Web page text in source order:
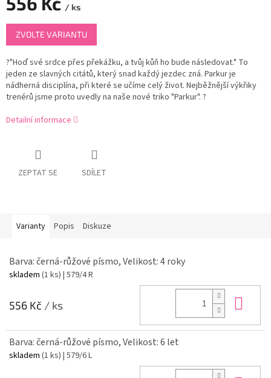
/ ks
Měrná
cena:
ZVOLTE VARIANTU
?"Hoď své srdce přes překážku, a tvůj kůň ho bude následovat." To
jeden ze slavných citátů, který snad každý jezdec zná. Parkur je
nádherná disciplína, při které se učíme celý život. Nejběžnější výkřiky
trenérů jsme proto uvedly na naše nové triko "Parkur". ?
Detailní informace
ZEPTAT SE SDÍLET
Varianty Popis Diskuze
Barva: černá-růžové písmo, Velikost: 4 roky
skladem (1 ks) | 579/4 R
556 Kč / ks
Barva: černá-růžové písmo, Velikost: 6 let
skladem (1 ks) | 579/6 L